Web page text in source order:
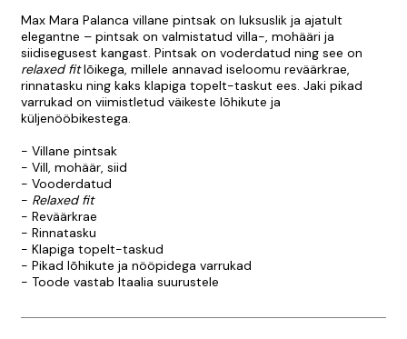
Max Mara Palanca villane pintsak on luksuslik ja ajatult
elegantne – pintsak on valmistatud villa-, mohääri ja
siidisegusest kangast. Pintsak on voderdatud ning see on
relaxed fitlõikega, millele annavad iseloomu reväärkrae,
rinnatasku ning kaks klapiga topelt-taskut ees. Jaki pikad
varrukad on viimistletud väikeste lõhikute ja
küljenööbikestega.
- Villane pintsak
- Vill, mohäär, siid
- Vooderdatud
- Relaxed fit
- Reväärkrae
- Rinnatasku
- Klapiga topelt-taskud
- Pikad lõhikute ja nööpidega varrukad
- Toode vastab Itaalia suurustele